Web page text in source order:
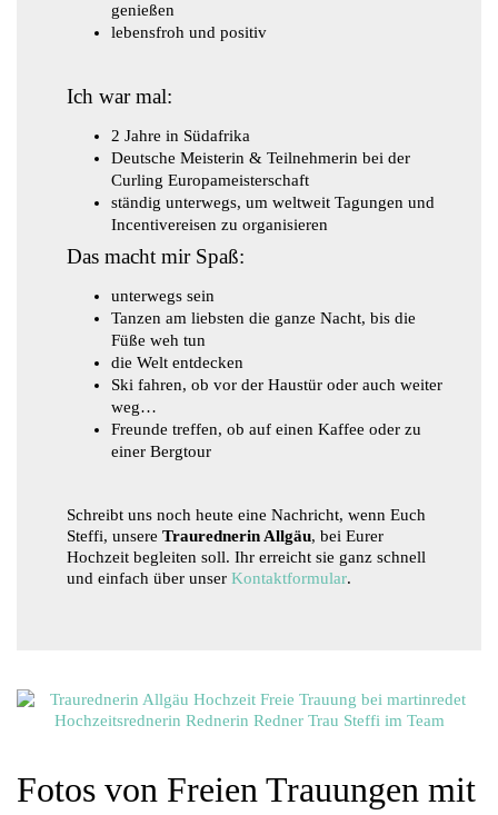
genießen
lebensfroh und positiv
​Ich war mal:
2 Jahre in Südafrika
Deutsche Meisterin & Teilnehmerin bei der
Curling Europameisterschaft
ständig unterwegs, um weltweit Tagungen und
Incentivereisen zu organisieren
Das macht mir Spaß:
unterwegs sein
Tanzen am liebsten die ganze Nacht, bis die
Füße weh tun
die Welt entdecken
Ski fahren, ob vor der Haustür oder auch weiter
weg…
Freunde treffen, ob auf einen Kaffee oder zu
einer Bergtour
Schreibt uns noch heute eine Nachricht, wenn Euch
Steffi, unsere Traurednerin Allgäu, bei Eurer
Hochzeit begleiten soll. Ihr erreicht sie ganz schnell
und einfach über unser Kontaktformular.
Fotos von Freien Trauungen mit